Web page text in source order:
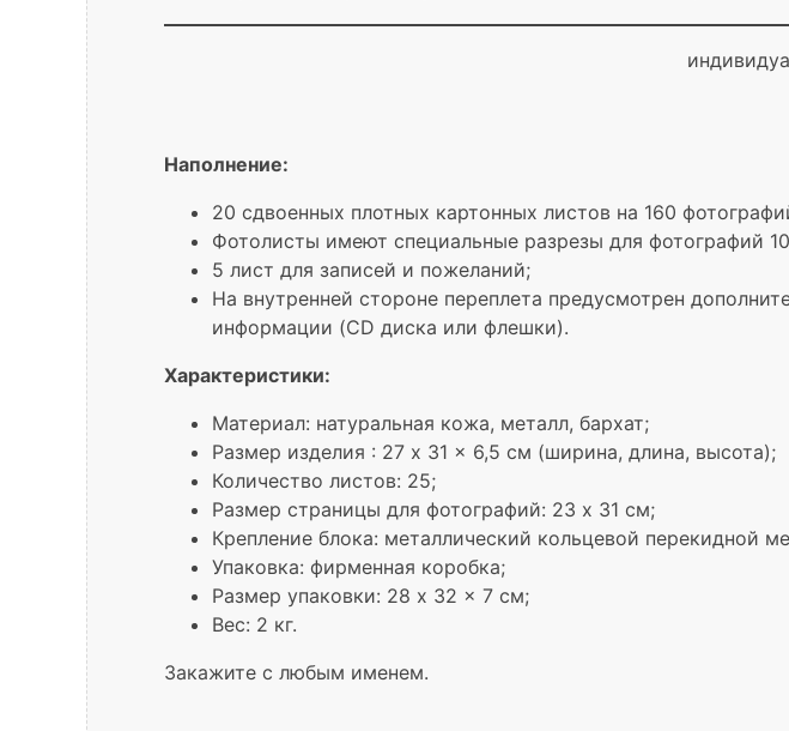
Наполнение:
20 сдвоенных плотных картонных листов на 160
Фотолисты имеют специальные разрезы для фотографий
5 лист для записей и пожеланий;
На внутренней стороне переплета предусмотрен
информации (CD диска или флешки).
Характеристики:
Материал: натуральная кожа, металл, бархат;
Размер изделия : 27 x 31 x 6,5 см (ширина, длина, высота);
Количество листов: 25;
Размер страницы для фотографий: 23 x 31 см;
Крепление блока: металлический кольцевой перекидной
Упаковка: фирменная коробка;
Размер упаковки: 28 x 32 x 7 см;
Вес: 2 кг.
Закажите с любым именем.